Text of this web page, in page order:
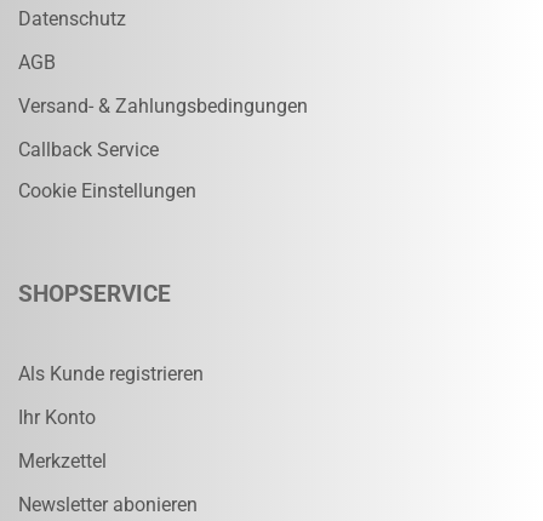
Datenschutz
AGB
Versand- & Zahlungsbedingungen
Callback Service
Cookie Einstellungen
SHOPSERVICE
Als Kunde registrieren
Ihr Konto
Merkzettel
Newsletter abonieren